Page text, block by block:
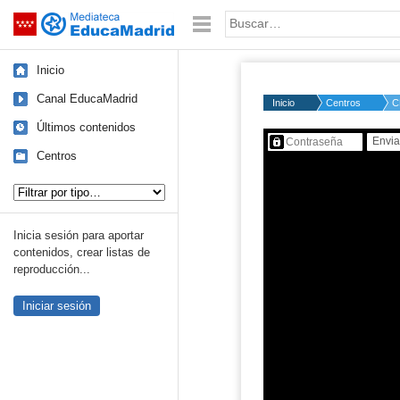
Saltar navegación Palabra o frase:
Inicio
Canal EducaMadrid
Últimos contenidos
Centros
Inicia sesión para aportar
contenidos, crear listas de
reproducción...
Iniciar sesión
Inicio Centros
Contenido protegido…